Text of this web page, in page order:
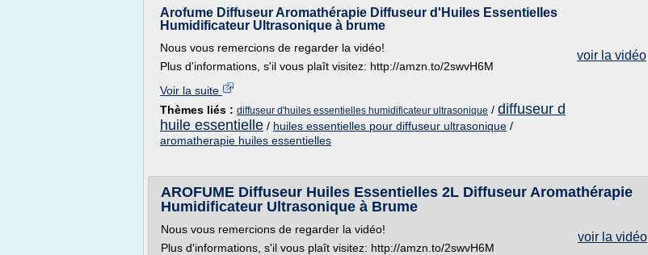
Arofume Diffuseur Aromathérapie Diffuseur d'Huiles Essentielles
Humidificateur Ultrasonique à brume
voir la vidéo
Nous vous remercions de regarder la vidéo!
Plus d'informations, s'il vous plaît visitez: http://amzn.to/2swvH6M
Voir la suite
Thèmes liés : diffuseur d'huiles essentielles humidificateur ultrasonique / diffuseur d
huile essentielle / huiles essentielles pour diffuseur ultrasonique /
aromatherapie huiles essentielles
AROFUME Diffuseur Huiles Essentielles 2L Diffuseur Aromathérapie
Humidificateur Ultrasonique à Brume
voir la vidéo
Nous vous remercions de regarder la vidéo!
Plus d'informations, s'il vous plaît visitez: http://amzn.to/2swvH6M